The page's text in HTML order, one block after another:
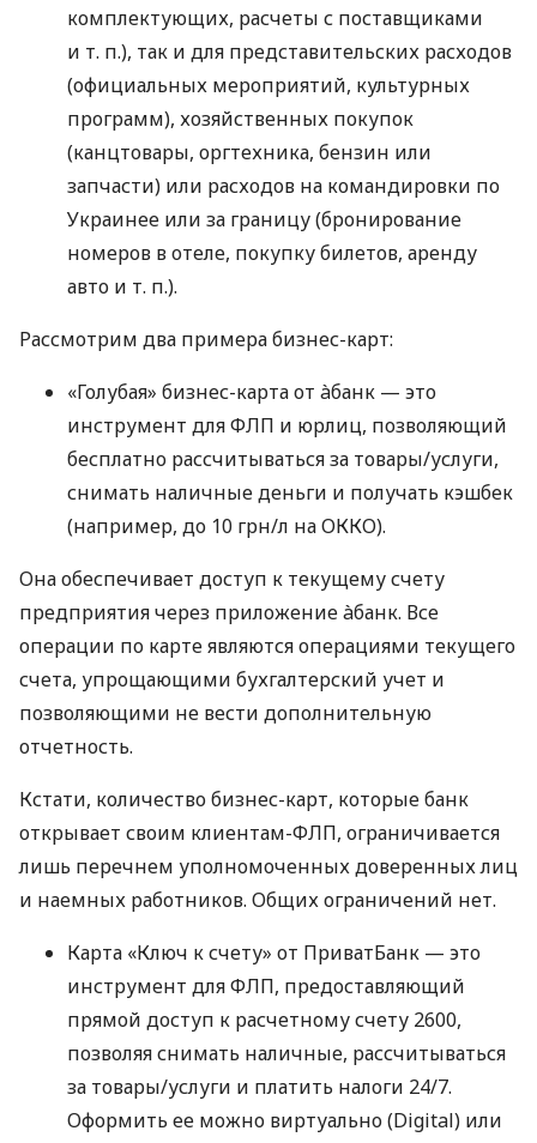
комплектующих, расчеты с поставщиками
и т. п.), так и для представительских расходов
(официальных мероприятий, культурных
программ), хозяйственных покупок
(канцтовары, оргтехника, бензин или
запчасти) или расходов на командировки по
Украинее или за границу (бронирование
номеров в отеле, покупку билетов, аренду
авто и т. п.).
Рассмотрим два примера бизнес-карт:
«Голубая» бизнес-карта от àбанк — это
инструмент для ФЛП и юрлиц, позволяющий
бесплатно рассчитываться за товары/услуги,
снимать наличные деньги и получать кэшбек
(например, до 10 грн/л на ОККО).
Она обеспечивает доступ к текущему счету
предприятия через приложение àбанк. Все
операции по карте являются операциями текущего
счета, упрощающими бухгалтерский учет и
позволяющими не вести дополнительную
отчетность.
Кстати, количество бизнес-карт, которые банк
открывает своим клиентам-ФЛП, ограничивается
лишь перечнем уполномоченных доверенных лиц
и наемных работников. Общих ограничений нет.
Карта «Ключ к счету» от ПриватБанк — это
инструмент для ФЛП, предоставляющий
прямой доступ к расчетному счету 2600,
позволяя снимать наличные, рассчитываться
за товары/услуги и платить налоги 24/7.
Оформить ее можно виртуально (Digital) или